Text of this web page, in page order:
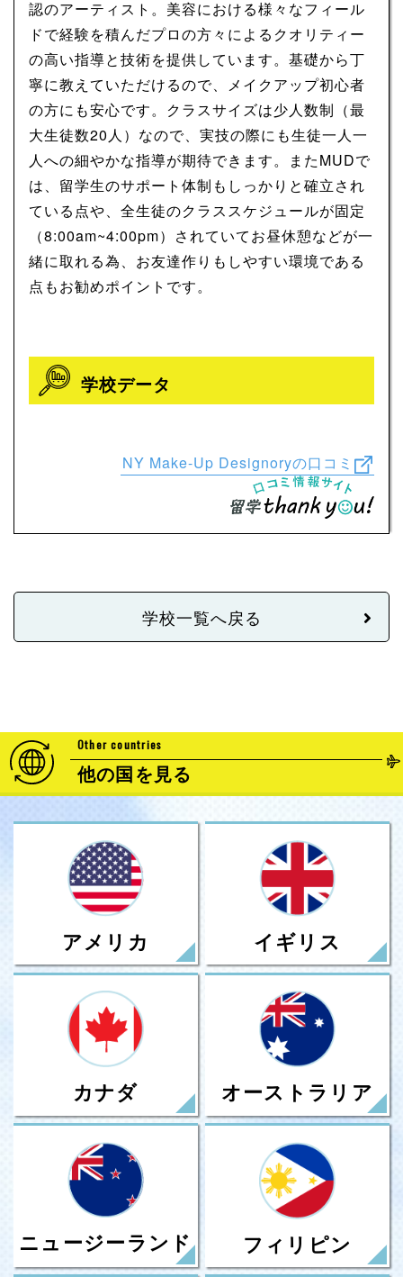
認のアーティスト。美容における様々なフィール
ドで経験を積んだプロの方々によるクオリティー
の高い指導と技術を提供しています。基礎から丁
寧に教えていただけるので、メイクアップ初心者
の方にも安心です。クラスサイズは少人数制（最
大生徒数20人）なので、実技の際にも生徒一人一
人への細やかな指導が期待できます。またMUDで
は、留学生のサポート体制もしっかりと確立され
ている点や、全生徒のクラススケジュールが固定
（8:00am~4:00pm）されていてお昼休憩などが一
緒に取れる為、お友達作りもしやすい環境である
点もお勧めポイントです。
学校データ
NY Make-Up Designoryの口コミ
学校一覧へ戻る
Other countries
他の国を見る
アメリカ イギリス
カナダ オーストラリア
ニュージーランド フィリピン